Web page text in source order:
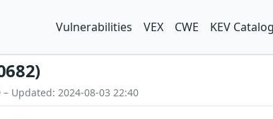
Vulnerabilities VEX CWE KEV
Updated: 2024-08-03 22:40